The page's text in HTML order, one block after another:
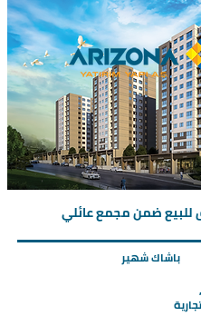
ضمن مجمع عائلي
باشاك شهير